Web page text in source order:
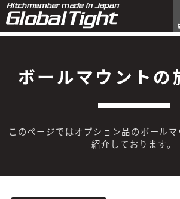
ボールマウントの
このページではオプション品のボール
紹介しております。